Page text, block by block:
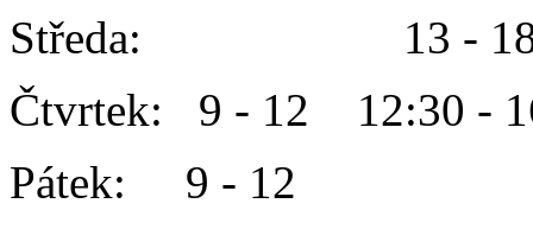
Středa: 13 -
Čtvrtek: 9 - 12 12:30 -
Pátek: 9 - 12